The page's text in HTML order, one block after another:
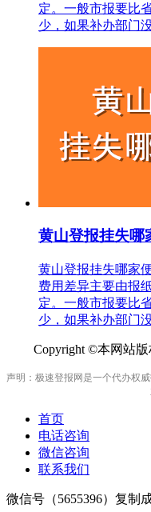
定。一般市报要比
少，如果补办部门
黄山登报挂失哪
黄山登报挂失哪家
费用差异主要由报
定。一般市报要比
少，如果补办部门
Copyright ©本网站
声明：极速登报网是一个代办权
首页
电话咨询
微信咨询
联系我们
微信号（5655396）复制